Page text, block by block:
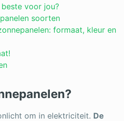
voor jou?
soorten
formaat, kleur en
om in elektriciteit. De